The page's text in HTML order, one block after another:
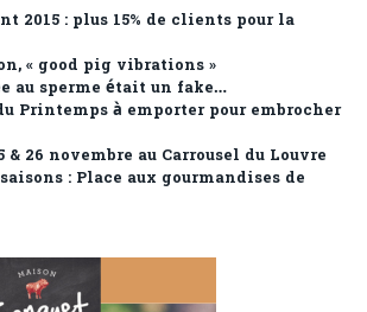
2015 : plus 15% de clients pour la
« good pig vibrations »
au sperme était un fake…
Printemps à emporter pour embrocher
26 novembre au Carrousel du Louvre
: Place aux gourmandises de